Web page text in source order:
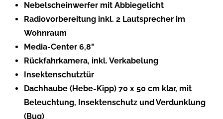
Nebelscheinwerfer mit Abbiegelicht
Radiovorbereitung inkl. 2 Lautsprecher im
Wohnraum
Media-Center 6,8"
Rückfahrkamera, inkl. Verkabelung
Insektenschutztür
Dachhaube (Hebe-Kipp) 70 x 50 cm klar, mit
Beleuchtung, Insektenschutz und Verdunklung
(Bug)